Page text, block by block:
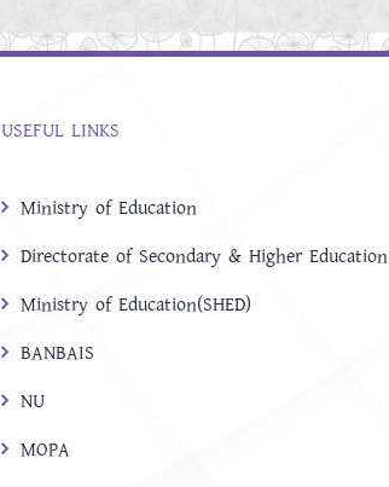
USEFUL LINKS
Ministry of Education
Directorate of Secondary & Higher Education
Ministry of Education(SHED)
BANBAIS
NU
MOPA